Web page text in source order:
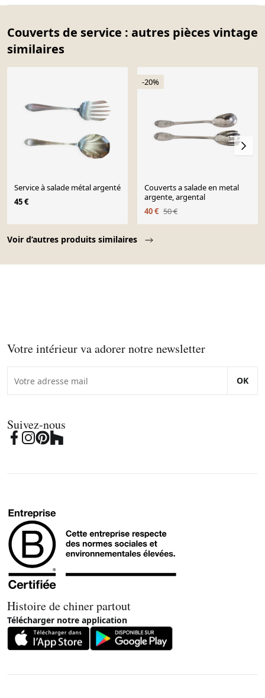
Couverts de service : autres pièces vintage
similaires
Voir d’autres produits similaires
Service à salade métal argenté
45 €
-20%
Couverts a salade en metal
argente, argental
40 € 50 €
Votre intérieur va adorer notre newsletter
OK
Suivez-nous
Histoire de chiner partout
Télécharger notre application